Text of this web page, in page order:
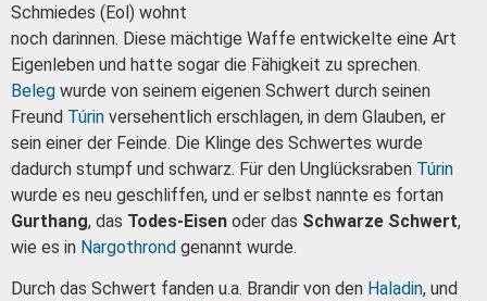
Schmiedes (Eol) wohnt
noch darinnen. Diese mächtige Waffe entwickelte eine Art
Eigenleben und hatte sogar die Fähigkeit zu sprechen.
Beleg wurde von seinem eigenen Schwert durch seinen
Freund Túrin versehentlich erschlagen, in dem Glauben, er
sein einer der Feinde. Die Klinge des Schwertes wurde
dadurch stumpf und schwarz. Für den Unglücksraben Túrin
wurde es neu geschliffen, und er selbst nannte es fortan
Gurthang, das Todes-Eisen oder das Schwarze Schwert,
wie es in Nargothrond genannt wurde.
Durch das Schwert fanden u.a. Brandir von den Haladin, und